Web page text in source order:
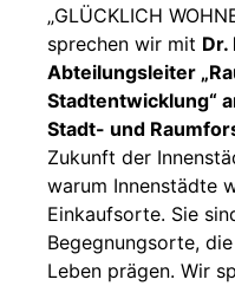
„GLÜCKLICH
sprechen wir mit Dr.
Abteilungsleiter
Stadtentwicklung“
Stadt- und
Zukunft der
warum Innenstädte
Einkaufsorte. Sie
Begegnungsorte,
Leben prägen. Wir